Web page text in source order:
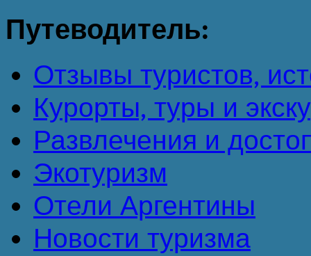
Путеводитель:
Отзывы туристов,
Курорты, туры и
Развлечения и
Экотуризм
Отели Аргентины
Новости туризма